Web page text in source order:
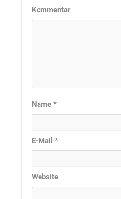
Kommentar
Name *
E-Mail *
Website